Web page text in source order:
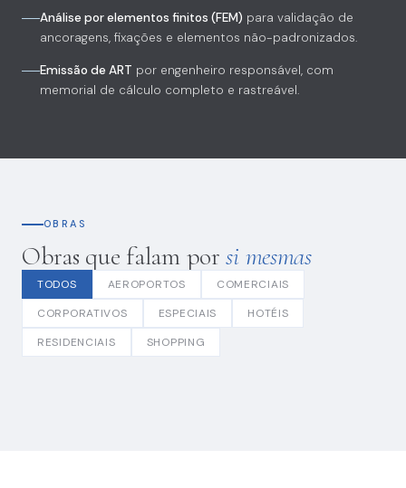
Análise por elementos finitos (FEM) para validação de
ancoragens, fixações e elementos não-padronizados.
Emissão de ART por engenheiro responsável, com
memorial de cálculo completo e rastreável.
OBRAS
Obras que falam porsi mesmas
TODOS AEROPORTOS
COMERCIAIS
CORPORATIVOS
ESPECIAIS
HOTÉIS
RESIDENCIAIS
SHOPPING